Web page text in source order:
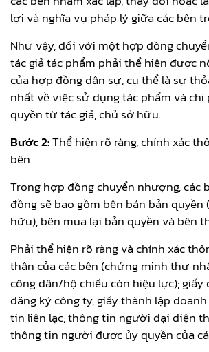
lợi và nghĩa vụ pháp lý giữa các bên
Như vậy, đối với một hợp đồng
tác giả tác phẩm phải thể hiện được
của hợp đồng dân sự, cụ thể là sự
nhất về việc sử dụng tác phẩm và chi
quyền từ tác giả, chủ sở hữu.
Bước 2:Thể hiện rõ ràng, chính xác
bên
Trong hợp đồng chuyển nhượng, các
đồng sẽ bao gồm bên bán bản quyền
hữu), bên mua lại bản quyền và bên
Phải thể hiện rõ ràng và chính xác
thân của các bên (chứng minh thư
công dân/hộ chiếu còn hiệu lực); giấy
đăng ký công ty, giấy thành lập
tin liên lạc; thông tin người đại diện
thông tin người được ủy quyền của